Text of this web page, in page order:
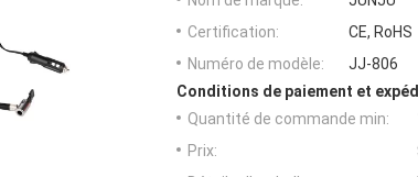
Certification:
CE, RoHS
Numéro de modèle:
JJ-806
Conditions de paiement et
Quantité de commande min:
Prix: